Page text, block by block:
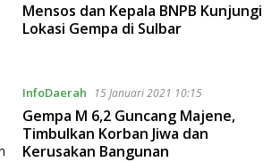
Mensos dan Kepala BNPB Kunjungi
Lokasi Gempa di Sulbar
InfoDaerah 15 Januari 2021 10:15
Gempa M 6,2 Guncang Majene,
Timbulkan Korban Jiwa dan
Kerusakan Bangunan